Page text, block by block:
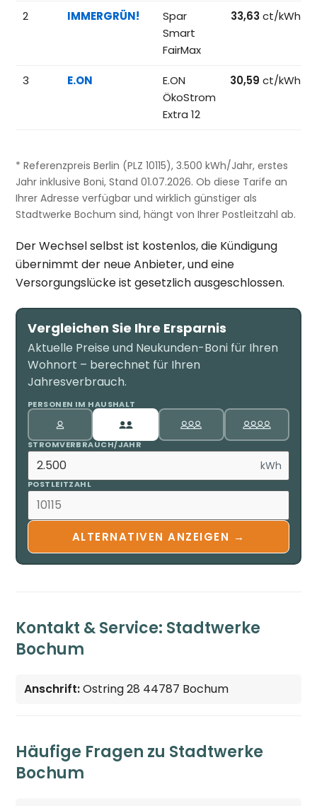
2 IMMERGRÜN!
Spar
Smart
FairMax
33,63 ct/kWh
3 E.ON
E.ON
ÖkoStrom
Extra 12
30,59 ct/kWh
* Referenzpreis Berlin (PLZ 10115), 3.500 kWh/Jahr, erstes
Jahr inklusive Boni, Stand 01.07.2026. Ob diese Tarife an
Ihrer Adresse verfügbar und wirklich günstiger als
Stadtwerke Bochum sind, hängt von Ihrer Postleitzahl ab.
Der Wechsel selbst ist kostenlos, die Kündigung
übernimmt der neue Anbieter, und eine
Versorgungslücke ist gesetzlich ausgeschlossen.
Vergleichen Sie Ihre Ersparnis
Aktuelle Preise und Neukunden-Boni für Ihren
Wohnort – berechnet für Ihren
Jahresverbrauch.
PERSONEN IM HAUSHALT
STROMVERBRAUCH/JAHR
kWh
POSTLEITZAHL
ALTERNATIVEN ANZEIGEN →
Kontakt & Service: Stadtwerke
Bochum
Anschrift:Ostring 28 44787 Bochum
Häufige Fragen zu Stadtwerke
Bochum